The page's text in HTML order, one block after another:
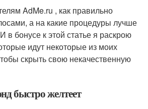
AdMe.ru , как правильно
а на какие процедуры лучше
в бонусе к этой статье я раскрою
идут некоторые из моих
скрыть свою некачественную
быстро желтеет